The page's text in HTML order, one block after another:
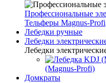
Профессиональные
Тельферы Magnus-Profi
Лебедки ручные
Лебедки
Лебедки
(Magnus-Profi)
Домкраты